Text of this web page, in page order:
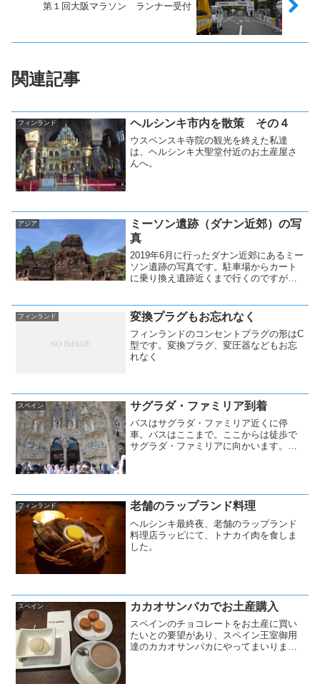
第１回大阪マラソン ランナー受付
関連記事
フィンランド ヘルシンキ市内を散策 その４
ウスペンスキ寺院の観光を終えた私達
は、ヘルシンキ大聖堂付近のお土産屋さ
んへ。
アジア
ミーソン遺跡（ダナン近郊）の写
真
2019年6月に行ったダナン近郊にあるミー
ソン遺跡の写真です。駐車場からカート
に乗り換え遺跡近くまで行くのですが、
す。
フィンランド 変換プラグもお忘れなく
フィンランドのコンセントプラグの形はC
型です。変換プラグ、変圧器などもお忘
れなく
スペイン サグラダ・ファミリア到着
バスはサグラダ・ファミリア近くに停
車。バスはここまで。ここからは徒歩で
サグラダ・ファミリアに向かいます。ま
フィンランド 老舗のラップランド料理
ヘルシンキ最終夜、老舗のラップランド
料理店ラッピにて、トナカイ肉を食しま
した。
スペイン カカオサンパカでお土産購入
スペインのチョコレートをお土産に買い
たいとの要望があり、スペイン王室御用
達のカカオサンパカにやってまいりまし